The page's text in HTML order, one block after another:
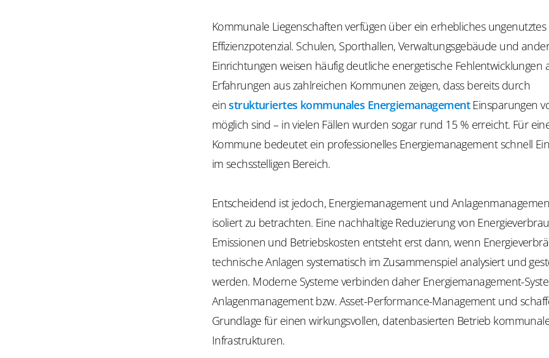
Kommunale Liegenschaften verfügen über ein erhebliches ungenutztes
Effizienzpotenzial. Schulen, Sporthallen, Verwaltungsgebäude und
Einrichtungen weisen häufig deutliche energetische Fehlentwicklungen
Erfahrungen aus zahlreichen Kommunen zeigen, dass bereits durch
einstrukturiertes kommunales EnergiemanagementEinsparungen
möglich sind – in vielen Fällen wurden sogar rund 15 % erreicht. Für
Kommune bedeutet ein professionelles Energiemanagement schnell
im sechsstelligen Bereich.
Entscheidend ist jedoch, Energiemanagement und
isoliert zu betrachten. Eine nachhaltige Reduzierung von
Emissionen und Betriebskosten entsteht erst dann, wenn
technische Anlagen systematisch im Zusammenspiel analysiert und
werden. Moderne Systeme verbinden daher Energiemanagement-
Anlagenmanagement bzw. Asset-Performance-Management und
Grundlage für einen wirkungsvollen, datenbasierten Betrieb
Infrastrukturen.